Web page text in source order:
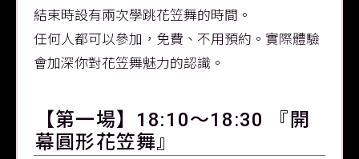
結束時設有兩次學跳花笠舞的時間。
任何人都可以參加，免費、不用預約。實際體驗
會加深你對花笠舞魅力的認識。
【第一場】18:10～18:30 『開
幕圓形花笠舞』